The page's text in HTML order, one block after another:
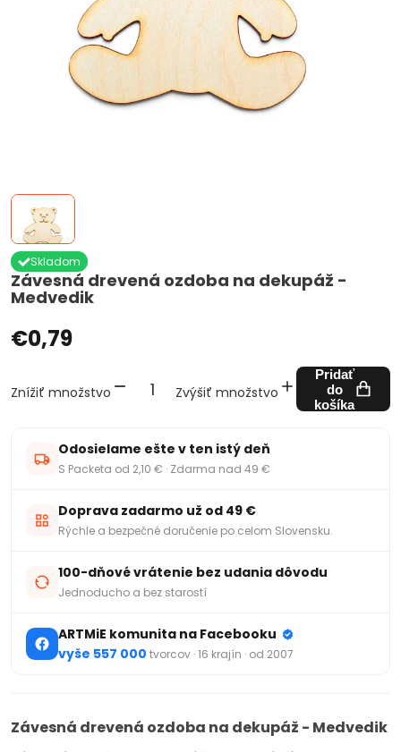
Závesná drevená ozdoba na dekupáž -
Medvedik
Skladom
€0,79
Znížiť množstvo Zvýšiť množstvo
Pridať
do
košíka
Odosielame ešte v ten istý deň
S Packeta od 2,10 € · Zdarma nad 49 €
Doprava zadarmo už od 49 €
Rýchle a bezpečné doručenie po celom Slovensku.
100-dňové vrátenie bez udania dôvodu
Jednoducho a bez starostí
ARTMiE komunita na Facebooku
vyše 557 000 tvorcov · 16 krajín · od 2007
Závesná drevená ozdoba na dekupáž - Medvedik